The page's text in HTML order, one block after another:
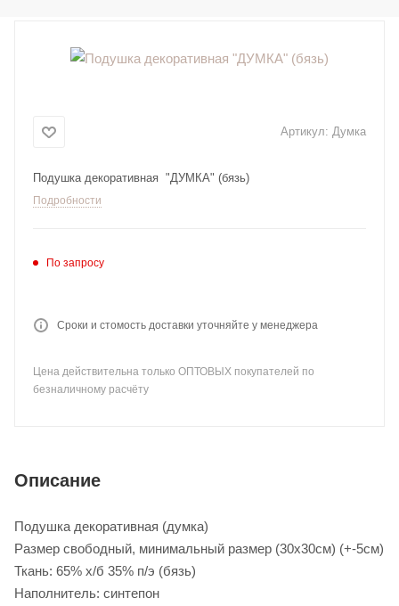
Артикул: Думка
Подушка декоративная "ДУМКА" (бязь)
Подробности
По запросу
Сроки и стомость доставки уточняйте у менеджера
Цена действительна только ОПТОВЫХ покупателей по
безналичному расчёту
Описание
Подушка декоративная (думка)
Размер свободный, минимальный размер (30х30см) (+-5см)
Ткань: 65% х/б 35% п/э (бязь)
Наполнитель: синтепон